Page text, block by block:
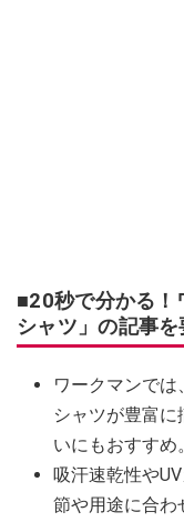
■20秒で分かる！
シャツ」の記事を
ワークマンで
シャツが豊富
いにもおすすめ。
吸汗速乾性や
節や用途に合わ